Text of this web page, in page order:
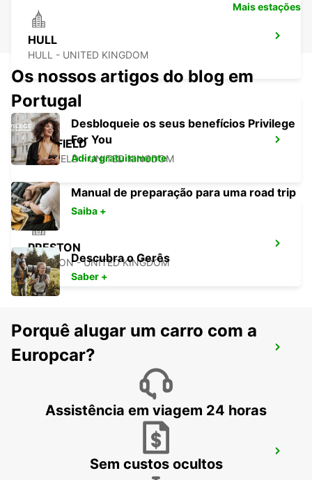
HULL
HULL - UNITED KINGDOM
SHEFFIELD
SHEFFIELD - UNITED KINGDOM
PRESTON
PRESTON - UNITED KINGDOM
MANCHESTER TRAFFORD PARK
MANCHESTER - UNITED KINGDOM
AEROPORTO DE MANCHESTER
MANCHESTER - UNITED KINGDOM
Mais estações
Os nossos artigos do blog em
Portugal
Desbloqueie os seus benefícios Privilege
For You
Adira gratuitamente
Manual de preparação para uma road trip
Saiba +
Descubra o Gerês
Saber +
Porquê alugar um carro com a
Europcar?
Assistência em viagem 24 horas
Sem custos ocultos